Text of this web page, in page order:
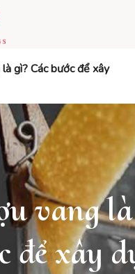
gì? Các bước để xây
vang
để xây